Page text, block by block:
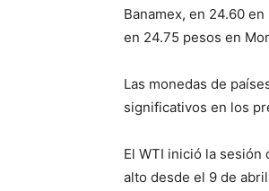
Banamex, en 24.60
en 24.75 pesos en
Las monedas de
significativos en los
El WTI inició la sesión
alto desde el 9 de